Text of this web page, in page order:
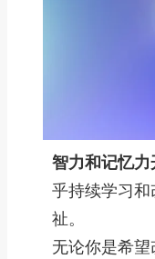
智力和记忆力
乎持续学习
祉。
无论你是希